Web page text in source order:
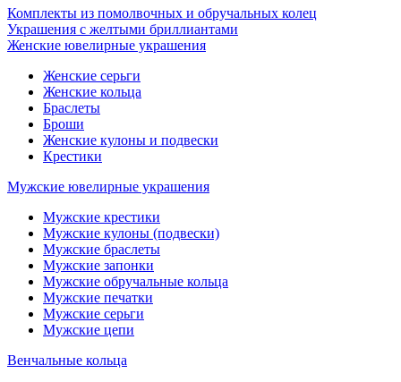
Комплекты из помолвочных и обручальных колец
Украшения с желтыми бриллиантами
Женские ювелирные украшения
Женские серьги
Женские кольца
Браслеты
Броши
Женские кулоны и подвески
Крестики
Мужские ювелирные украшения
Мужские крестики
Мужские кулоны (подвески)
Мужские браслеты
Мужские запонки
Мужские обручальные кольца
Мужские печатки
Мужские серьги
Мужские цепи
Венчальные кольца